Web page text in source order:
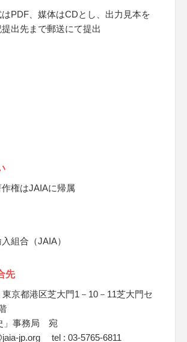
PDF、媒体はCDとし、出力見本を
出先まで郵送にて提出
権はJAIAに帰属
組合（JAIA）
先
京都港区芝大門1－10－11芝大門セ
」事務局 宛
jp.org tel : 03-5765-6811